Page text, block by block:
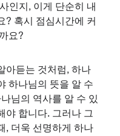
인지, 이게 단순히 내
? 혹시 점심시간에 커
요?
아듣는 것처럼, 하나
하나님의 뜻을 알 수
님의 역사를 알 수 있
야 합니다. 그러나 그
, 더욱 선명하게 하나